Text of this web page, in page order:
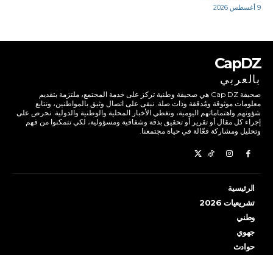
9 أغسطس 2026
CapDZ
بالعربي
صحيفة Cap DZ هي صحيفة وطنية تركز على خدمة المجتمع، ملتزمة بتقديم
معلومات موثوقة ومُدققة وذات صلة. نبقى على اتصال وثيق بالمواطنين، ونتابع
شؤونهم واهتماماتهم اليومية، ونغطي الأخبار المحلية والوطنية والدولية. نحرص على
إجراء كل مقال أو تقرير أو تحقيق بدقة وشفافية ومسؤولية، لكي تتمكنوا من فهم
وتحليل ومشاركة فعّالة في حياة مجتمعنا.
الرئيسية
تشريعيات 2026
وطني
جهوي
حوادث